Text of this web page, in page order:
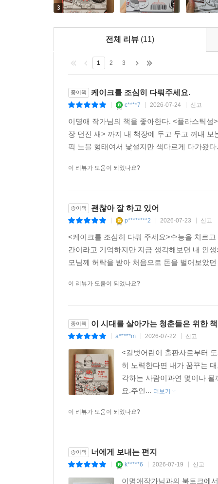
위로가 남아 있다는 사실을 조용히 일깨워 줍니다.
마음을 떠올리게 합니다. 케이크 하나를 옮기
순간들을 담아낸 이 이야기는, 인생의 낯선 계절
3-1 국어 3. 짜임새 있는 글, 재미와 감동이 있는 글
3-2 국어 6. 감상과 표현의 즐거움
4-1 국어 1. 깊이 있게 읽어요
3
전체 리뷰 (11)
1 2 3
종이책 케이크를 조심히 다뤄주세요.
c****7 2026-07-24 신고
이명애 작가님의 책을 좋아한다. <플라스틱
장 먼진 새> 까지 내 책장에 두고 두고 꺼내
픽 노블 형태여서 낯설지만 색다르게 다가왔
이 리뷰가 도움이 되었나요?
종이책 괜찮아 잘 하고 있어
p********2 2026-07-23 신고
<케이크를 조심히 다뤄 주세요>수능을 치르
간이라고 기억하지만 지금 생각해보면 내 인
모님께 허락을 받아 처음으로 돈을 벌어보았
이 리뷰가 도움이 되었나요?
종이책 이 시대를 살아가는 청춘들은 위한
a*****m 2026-07-22 신고
<길벗어린이 출판사로부터
히 노력한다면 내가 꿈꾸는
각하는 사람이과연 몇이나
요.주인... 더보기
이 리뷰가 도움이 되었나요?
종이책 너에게 보내는 편지
k*****6 2026-07-19 신고
이명애작가님과의 북토크에